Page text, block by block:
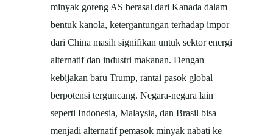
minyak goreng AS berasal dari Kanada dalam
bentuk kanola, ketergantungan terhadap impor
dari China masih signifikan untuk sektor energi
alternatif dan industri makanan. Dengan
kebijakan baru Trump, rantai pasok global
berpotensi terguncang. Negara-negara lain
seperti Indonesia, Malaysia, dan Brasil bisa
menjadi alternatif pemasok minyak nabati ke